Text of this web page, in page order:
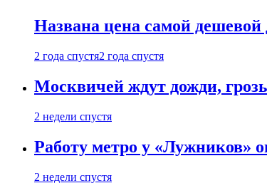
Названа цена самой дешевой
2 года спустя2 года спустя
Москвичей ждут дожди,
2 недели спустя
Работу метро у «Лужников»
2 недели спустя